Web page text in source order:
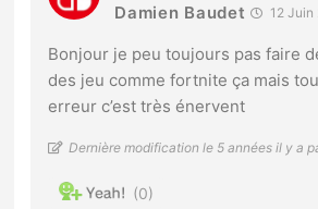
Damien Baudet 12 Juin
Bonjour je peu toujours pas faire
des jeu comme fortnite ça mais
erreur c’est très énervent
Dernière modification le 5 années il y a
0